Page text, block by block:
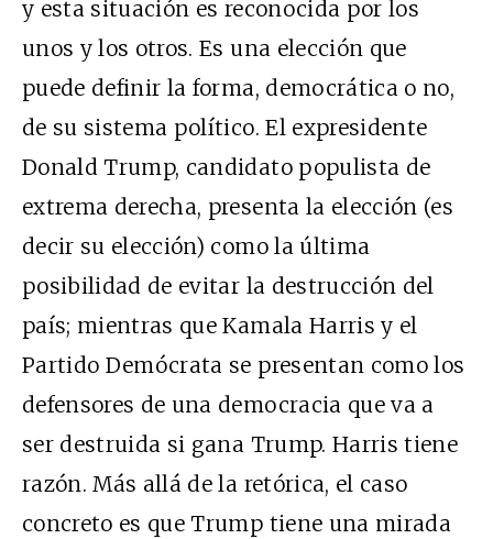
y esta situación es reconocida por los
unos y los otros. Es una elección que
puede definir la forma, democrática o no,
de su sistema político. El expresidente
Donald Trump, candidato populista de
extrema derecha, presenta la elección (es
decir su elección) como la última
posibilidad de evitar la destrucción del
país; mientras que Kamala Harris y el
Partido Demócrata se presentan como los
defensores de una democracia que va a
ser destruida si gana Trump. Harris tiene
razón. Más allá de la retórica, el caso
concreto es que Trump tiene una mirada